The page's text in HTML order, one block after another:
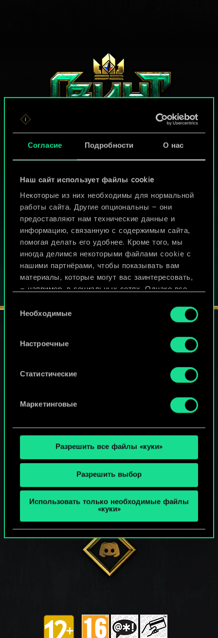
Согласие Подробности О нас
Наш сайт использует файлы cookie
Некоторые из них необходимы для нормальной
работы сайта. Другие опциональны — они
предоставляют нам технические данные и
информацию, связанную с содержимым сайта,
помогая делать его удобнее. Кроме того, мы
иногда делимся некоторыми файлами cookie с
нашими партнёрами, чтобы показывать вам
материалы, которые могут вас заинтересовать,
— например, в социальных сетях. Однако все
разрешения.
Найти подробную информацию о том, как мы
используем ваши файлы cookie, и изменить
«Настройки» ниже.
согласия
Необходимые
Настроечные
Статистические
Маркетинговые
Разрешить все файлы «куки»
Разрешить выбор
Использовать только необходимые файлы
«куки»
БЕСПЛАТНО НА ПК
В этой игре есть встроенные покупки
ИГРАЙТЕ ТАКЖЕ НА: